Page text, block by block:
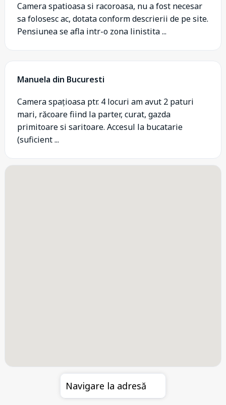
Camera spatioasa si racoroasa, nu a fost necesar
sa folosesc ac, dotata conform descrierii de pe site.
Pensiunea se afla intr-o zona linistita ...
Manuela din Bucuresti
Camera spațioasa ptr. 4 locuri am avut 2 paturi
mari, răcoare fiind la parter, curat, gazda
primitoare si saritoare. Accesul la bucatarie
(suficient ...
Navigare la adresă